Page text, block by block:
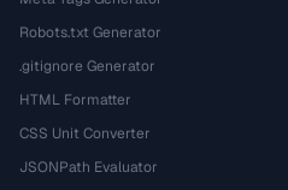
Robots.txt Generator
.gitignore Generator
HTML Formatter
CSS Unit Converter
JSONPath Evaluator